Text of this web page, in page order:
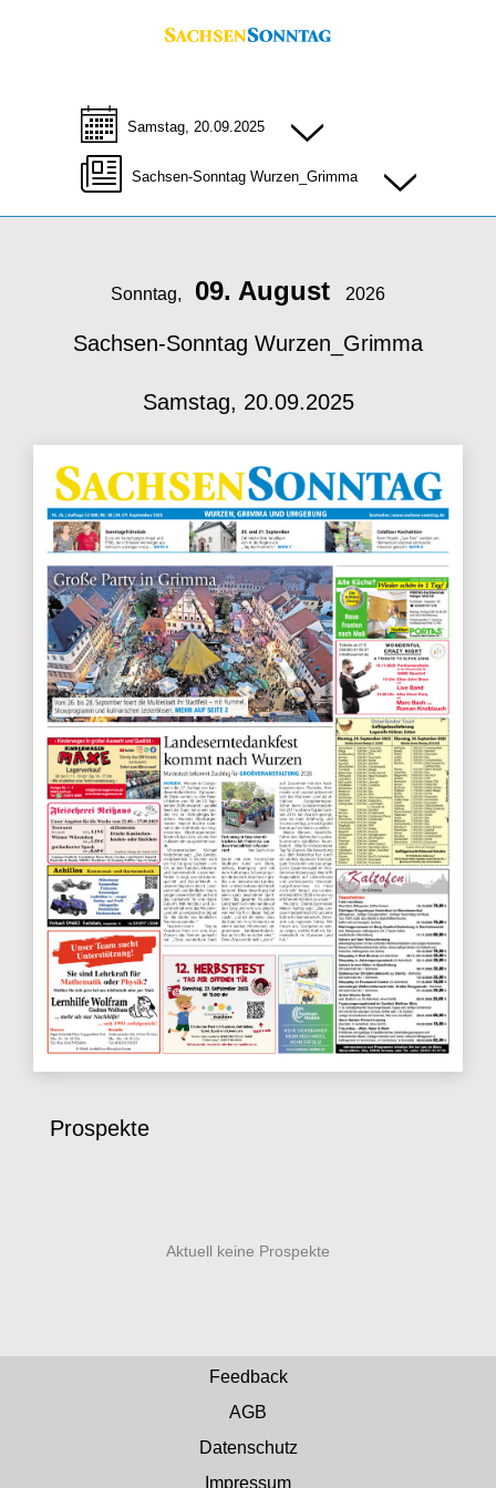
Samstag, 20.09.2025
Sachsen-Sonntag Wurzen_Grimma
Sonntag, 09. August 2026
Sachsen-Sonntag Wurzen_Grimma
Samstag, 20.09.2025
Prospekte
Feedback
AGB
Datenschutz
Impressum